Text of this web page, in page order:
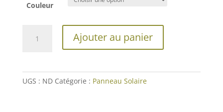
Couleur
Ajouter au panier
UGS : ND Catégorie : Panneau Solaire